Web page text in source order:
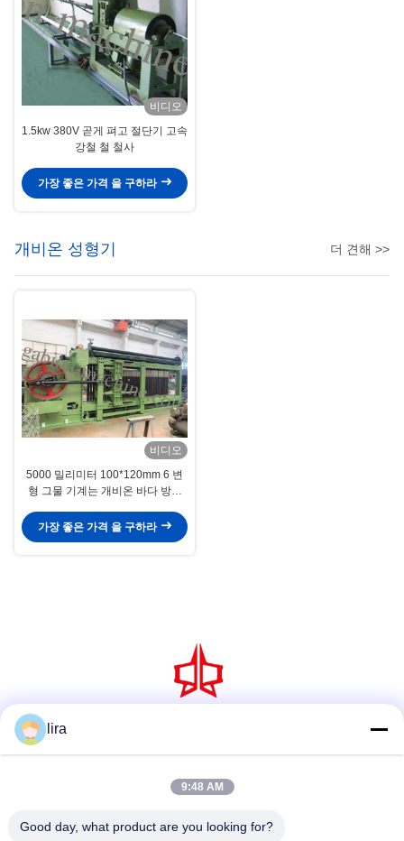
비디오
1.5kw 380V 곧게 펴고 절단기 고속
강철 철 철사
가장 좋은 가격 을 구하라
개비온 성형기 더 견해 >>
비디오
5000 밀리미터 100*120mm 6 변
형 그물 기계는 개비온 바다 방어
가장 좋은 가격 을 구하라
빠른 연락
lira
9:48 AM
Good day, what product are you looking for?